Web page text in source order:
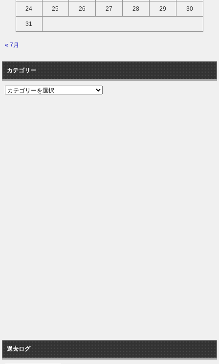
24 25 26 27 28 29 30
31
« 7月
カテゴリー
カ
過去ログ